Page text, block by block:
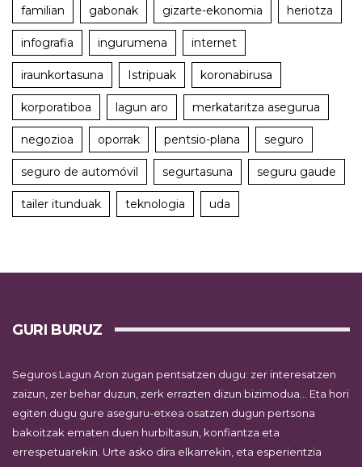
familian gabonak gizarte-ekonomia heriotza
infografia ingurumena internet
iraunkortasuna Istripuak koronabirusa
korporatiboa lagun aro merkataritza asegurua
negozioa oporrak pentsio-plana seguro
seguro de automóvil segurtasuna seguru gaude
tailer itunduak teknologia uda
GURI BURUZ
Seguros Lagun Aron zugan pentsatzen dugu: zer interesatzen
zaizun, zer behar duzun, zerk errazten dizun bizimodua… Eta hori
egiten dugu gure aseguru-etxea osatzen dugun pertsona
bakoitzak ematen duen hurbiltasun, konfiantza eta
errespetuarekin. Urte asko dira elkarrekin, eta esperientzia